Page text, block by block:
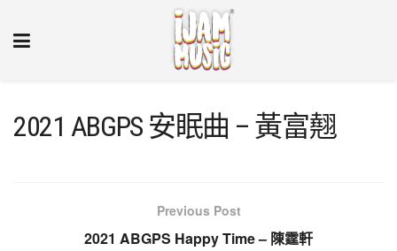
2021 ABGPS 安眠曲 – 黃富翹
Previous Post
2021 ABGPS Happy Time – 陳霆軒